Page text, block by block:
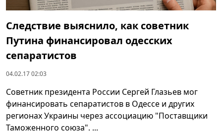
Следствие выяснило, как советник
Путина финансировал одесских
сепаратистов
04.02.17 02:03
Советник президента России Сергей Глазьев мог
финансировать сепаратистов в Одессе и других
регионах Украины через ассоциацию "Поставщики
Таможенного союза". ...